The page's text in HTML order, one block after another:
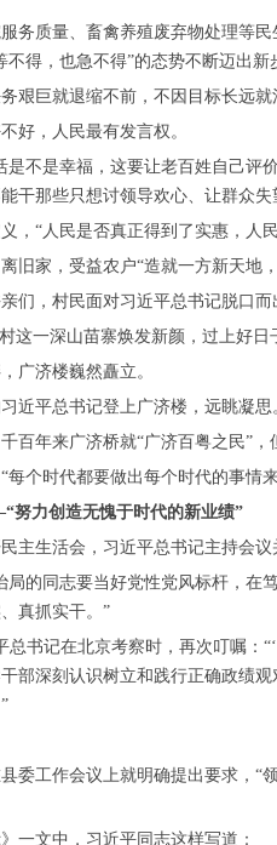
质量、畜禽养殖废弃物处理等民
不得，也急不得”的态势不断迈出
巨就退缩不前，不因目标长远就
，人民最有发言权。
是幸福，这要让老百姓自己评
干那些只想讨领导欢心、让群众失
“人民是否真正得到了实惠，人
家，受益农户“造就一方新天地
，村民面对习近平总书记脱口而
一深山苗寨焕发新颜，过上好
济楼巍然矗立。
平总书记登上广济楼，远眺凝思
年来广济桥就“广济百粤之民”，
时代都要做出每个时代的事情
努力创造无愧于时代的新业绩”
生活会，习近平总书记主持会议
同志要当好党性党风标杆，在
真抓实干。”
书记在北京考察时，再次叮嘱：
部深刻认识树立和践行正确政绩
工作会议上就明确提出要求，“
文中，习近平同志这样写道：